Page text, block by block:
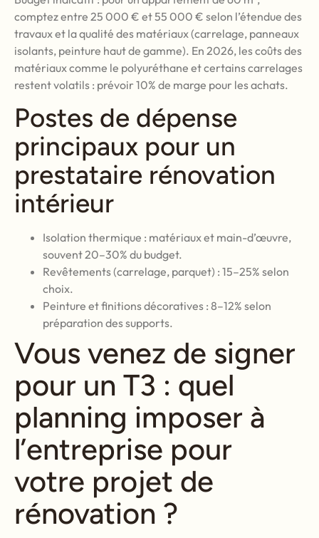
comptez entre 25 000 € et 55 000 € selon l’étendue des
travaux et la qualité des matériaux (carrelage, panneaux
isolants, peinture haut de gamme). En 2026, les coûts des
matériaux comme le polyuréthane et certains carrelages
restent volatils : prévoir 10% de marge pour les achats.
Postes de dépense
principaux pour un
prestataire rénovation
intérieur
Isolation thermique : matériaux et main-d’œuvre,
souvent 20–30% du budget.
Revêtements (carrelage, parquet) : 15–25% selon
choix.
Peinture et finitions décoratives : 8–12% selon
préparation des supports.
Vous venez de signer
pour un T3 : quel
planning imposer à
l’entreprise pour
votre projet de
rénovation ?